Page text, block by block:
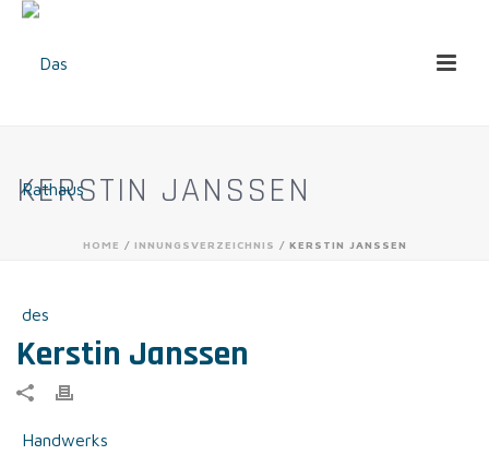
KERSTIN JANSSEN
HOME / INNUNGSVERZEICHNIS / KERSTIN JANSSEN
Kerstin Janssen